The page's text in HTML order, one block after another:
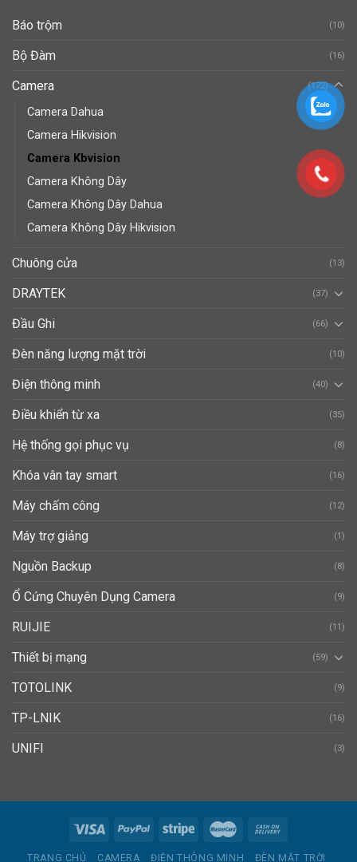
Báo trộm (10)
Bộ Đàm (16)
Camera (172)
Camera Dahua
Camera Hikvision
Camera Kbvision
Camera Không Dây
Camera Không Dây Dahua
Camera Không Dây Hikvision
Chuông cửa (13)
DRAYTEK (37)
Đầu Ghi (66)
Đèn năng lượng mặt trời (10)
Điện thông minh (40)
Điều khiển từ xa (35)
Hệ thống gọi phục vụ (8)
Khóa vân tay smart (16)
Máy chấm công (12)
Máy trợ giảng (1)
Nguồn Backup (8)
Ổ Cứng Chuyên Dụng Camera (9)
RUIJIE (11)
Thiết bị mạng (59)
TOTOLINK (9)
TP-LNIK (16)
UNIFI (3)
TRANG CHỦ CAMERA ĐIỆN THÔNG MINH ĐÈN MẶT TRỜI